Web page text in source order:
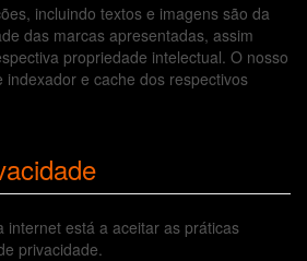
incluindo textos e imagens são da
das marcas apresentadas, assim
propriedade intelectual. O nosso
e cache dos respectivos
internet está a aceitar as práticas
privacidade.